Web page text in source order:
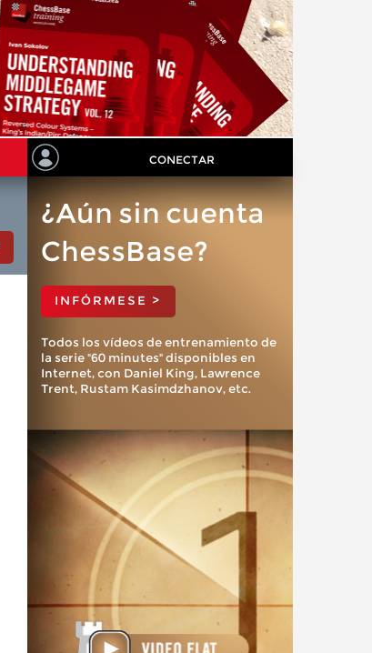
CONECTAR
¿Aún sin cuenta
ChessBase?
INFÓRMESE >
Todos los vídeos de entrenamiento de
la serie "60 minutes" disponibles en
Internet, con Daniel King, Lawrence
Trent, Rustam Kasimdzhanov, etc.